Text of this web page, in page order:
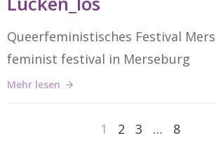
Queerfeministisches Festival
feminist festival in Merseburg
Mehr lesen
Page
1 Page
2 Page
3 … Page
8